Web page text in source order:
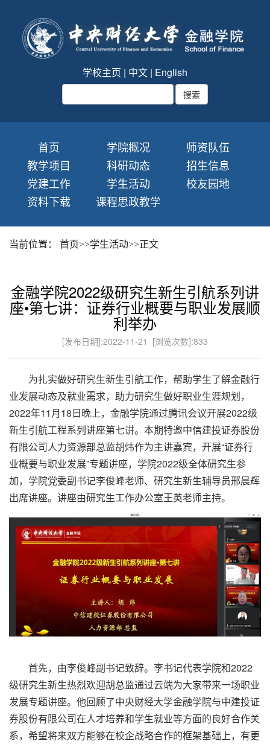
学校主页 | 中文 | English
首页 学院概况
师资队伍
教学项目
科研动态
招生信息
党建工作
学生活动
校友园地
资料下载
课程思政教学
当前位置： 首页>>学生活动>>正文
金融学院2022级研究生新生引航系列讲
座•第七讲：证券行业概要与职业发展顺
利举办
[发布日期]:2022-11-21 [浏览次数]:833
为扎实做好研究生新生引航工作，帮助学生了解金融行
业发展动态及就业需求，助力研究生做好职业生涯规划，
2022年11月18日晚上，金融学院通过腾讯会议开展2022级
新生引航工程系列讲座第七讲。本期特邀中信建投证券股份
有限公司人力资源部总监胡炜作为主讲嘉宾，开展“证券行
业概要与职业发展”专题讲座，学院2022级全体研究生参
加，学院党委副书记李俊峰老师、研究生新生辅导员邢晨辉
出席讲座。讲座由研究生工作办公室王英老师主持。
首先，由李俊峰副书记致辞。李书记代表学院和2022
级研究生新生热烈欢迎胡总监通过云端为大家带来一场职业
发展专题讲座。他回顾了中央财经大学金融学院与中建投证
券股份有限公司在人才培养和学生就业等方面的良好合作关
系，希望将来双方能够在校企战略合作的框架基础上，有更